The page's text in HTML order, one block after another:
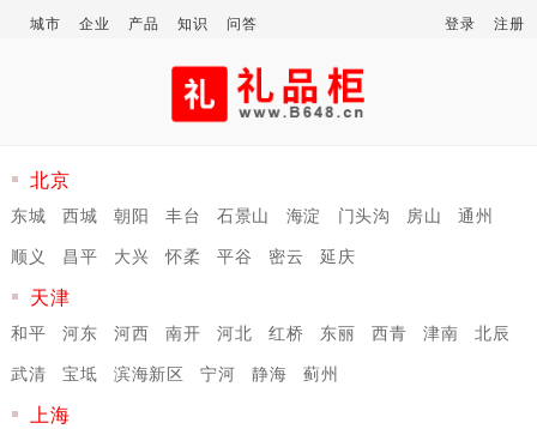
城市 企业 产品 知识 问答 登录 注册
北京
东城 西城 朝阳 丰台 石景山 海淀 门头沟 房山
通州
顺义
昌平 大兴 怀柔 平谷 密云 延庆
天津
和平 河东 河西 南开 河北 红桥 东丽 西青 津南
北辰
武清
宝坻 滨海新区 宁河 静海 蓟州
上海